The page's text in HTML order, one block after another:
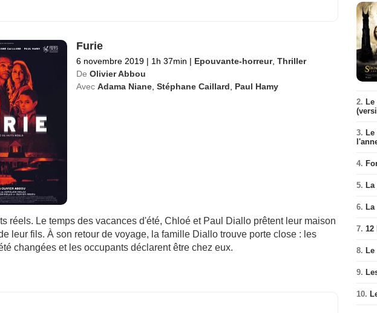
Furie
6 novembre 2019 | 1h 37min | Epouvante-horreur, Thriller
De Olivier Abbou
Avec Adama Niane, Stéphane Caillard Paul Hamy
réels. Le temps des vacances d'été, Chloé et Paul Diallo prêtent leur maison
leur fils. À son retour de voyage, la famille Diallo trouve porte close : les
changées et les occupants déclarent être chez eux.
2.
3.
4.
5.
6.
7. 12
8.
9.
10.